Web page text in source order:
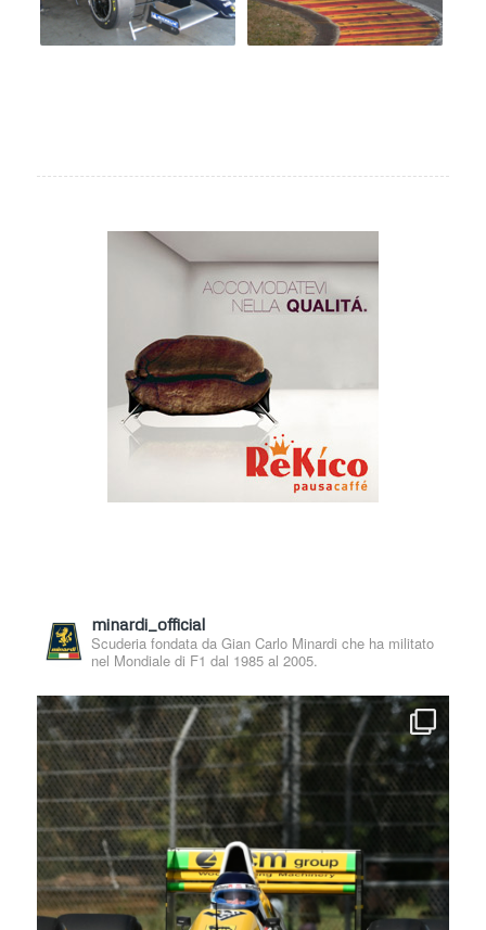
minardi_official
Scuderia fondata da Gian Carlo Minardi che ha militato
nel Mondiale di F1 dal 1985 al 2005.